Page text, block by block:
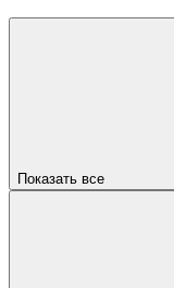
Показать все